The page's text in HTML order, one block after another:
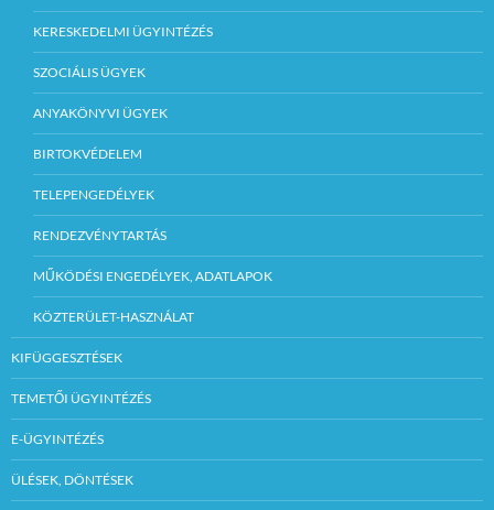
KERESKEDELMI ÜGYINTÉZÉS
SZOCIÁLIS ÜGYEK
ANYAKÖNYVI ÜGYEK
BIRTOKVÉDELEM
TELEPENGEDÉLYEK
RENDEZVÉNYTARTÁS
MŰKÖDÉSI ENGEDÉLYEK, ADATLAPOK
KÖZTERÜLET-HASZNÁLAT
KIFÜGGESZTÉSEK
TEMETŐI ÜGYINTÉZÉS
E-ÜGYINTÉZÉS
ÜLÉSEK, DÖNTÉSEK